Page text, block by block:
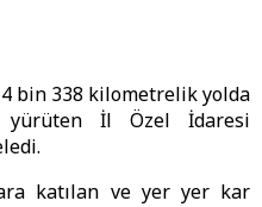
bin 338 kilometrelik yolda
yürüten İl Özel İdaresi
katılan ve yer yer kar